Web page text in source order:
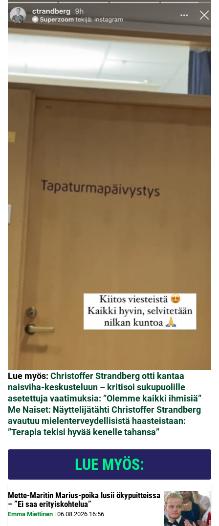
Lue myös: Christoffer Strandberg otti kantaa
naisviha-keskusteluun – kritisoi sukupuolille
asetettuja vaatimuksia: ”Olemme kaikki ihmisiä”
Me Naiset: Näyttelijätähti Christoffer Strandberg
avautuu mielenterveydellisistä haasteistaan:
”Terapia tekisi hyvää kenelle tahansa”
LUE MYÖS:
Mette-Maritin Marius-poika lusii ökypuitteissa
– ”Ei saa erityiskohtelua”
Emma Miettinen | 06.08.2026 16:56